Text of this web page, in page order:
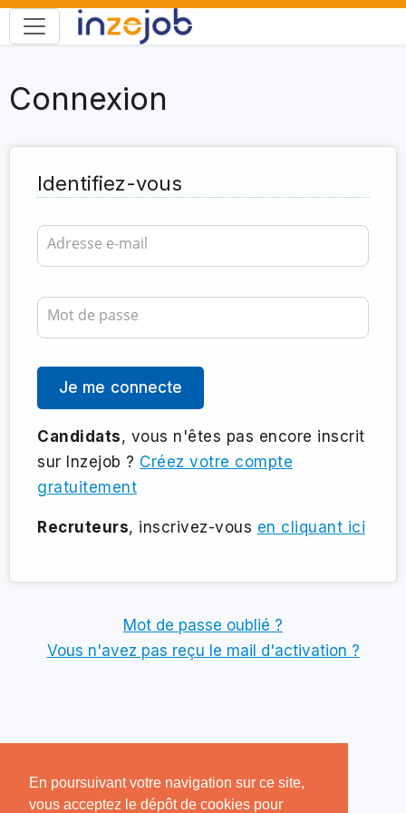
En poursuivant votre navigation sur ce site,
vous acceptez le dépôt de cookies pour
Connexion
Identifiez-vous
Je me connecte
Candidats, vous n'êtes pas encore inscrit
sur Inzejob ? Créez votre compte
gratuitement
Recruteurs, inscrivez-vous en cliquant ici
Mot de passe oublié ?
Vous n'avez pas reçu le mail d'activation ?